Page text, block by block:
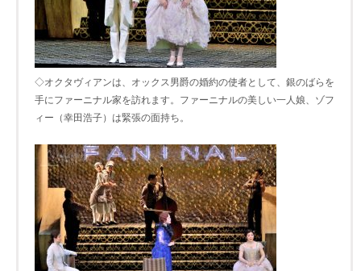
◇オクタヴィアンは、オックス男爵の婚約の使者として、銀のばらを
手にファーニナル家を訪れます。ファーニナルの美しい一人娘、ゾフ
ィー（幸田浩子）は緊張の面持ち。